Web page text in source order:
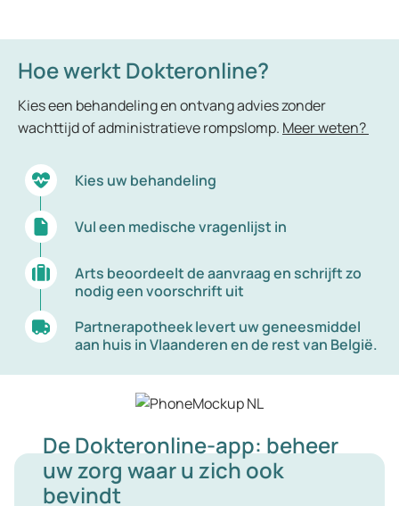
Hoe werkt Dokteronline?
Kies een behandeling en ontvang advies zonder
wachttijd of administratieve rompslomp. Meer weten?
Kies uw behandeling
Vul een medische vragenlijst in
Arts beoordeelt de aanvraag en schrijft zo
nodig een voorschrift uit
Partnerapotheek levert uw geneesmiddel
aan huis in Vlaanderen en de rest van België.
De Dokteronline-app: beheer
uw zorg waar u zich ook
bevindt